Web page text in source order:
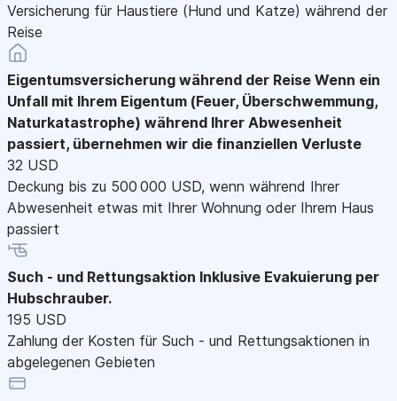
Versicherung für Haustiere (Hund und Katze) während der
Reise
Eigentumsversicherung während der Reise Wenn ein
Unfall mit Ihrem Eigentum (Feuer, Überschwemmung,
Naturkatastrophe) während Ihrer Abwesenheit
passiert, übernehmen wir die finanziellen Verluste
32 USD
Deckung bis zu 500 000 USD, wenn während Ihrer
Abwesenheit etwas mit Ihrer Wohnung oder Ihrem Haus
passiert
Such - und Rettungsaktion Inklusive Evakuierung per
Hubschrauber.
195 USD
Zahlung der Kosten für Such - und Rettungsaktionen in
abgelegenen Gebieten